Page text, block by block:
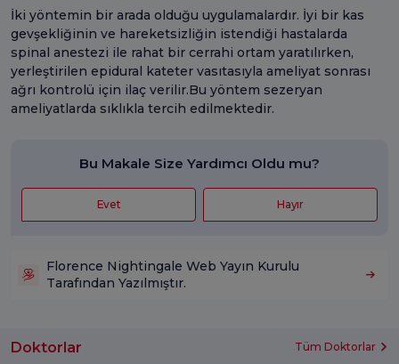
İki yöntemin bir arada olduğu uygulamalardır. İyi bir kas
gevşekliğinin ve hareketsizliğin istendiği hastalarda
spinal anestezi ile rahat bir cerrahi ortam yaratılırken,
yerleştirilen epidural kateter vasıtasıyla ameliyat sonrası
ağrı kontrolü için ilaç verilir.Bu yöntem sezeryan
ameliyatlarda sıklıkla tercih edilmektedir.
Bu Makale Size Yardımcı Oldu mu?
Evet Hayır
Florence Nightingale Web Yayın Kurulu
Tarafından Yazılmıştır.
Doktorlar Tüm Doktorlar